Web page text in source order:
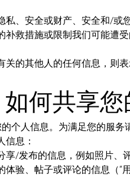
私、安全或财产、安全和/或
救措施或限制我们可能遭受
关的其他人的任何信息，则
何共享
个人信息。为满足您的服
息：
享/发布的信息，例如照片、
体验、帖子或评论的信息（“